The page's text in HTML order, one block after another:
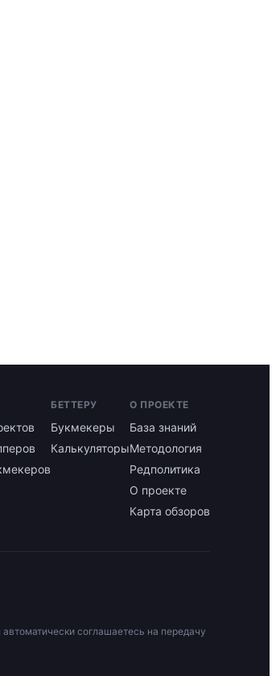
БЕТТЕРУ
Букмекеры
Калькуляторы
О ПРОЕКТЕ
База знаний
Методология
Редполитика
О проекте
Карта обзоров
соглашаетесь на передачу